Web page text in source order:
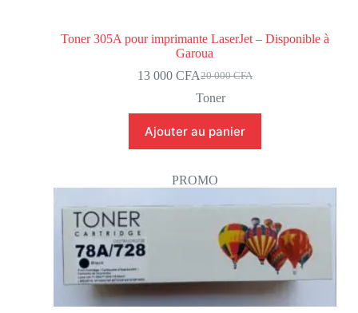
Toner 305A pour imprimante LaserJet – Disponible à
Garoua
20 000CFA
13 000 CFA
Toner
Ajouter au panier
PROMO